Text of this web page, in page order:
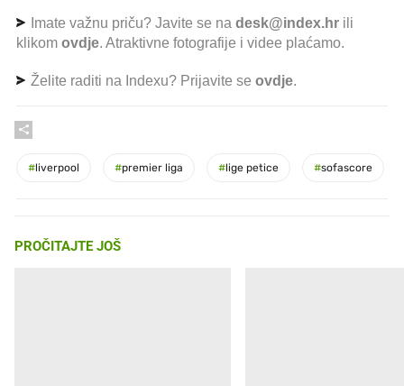
Imate važnu priču? Javite se na desk@index.hr ili
klikom ovdje. Atraktivne fotografije i videe plaćamo.
Želite raditi na Indexu? Prijavite se ovdje.
#liverpool #premier liga #lige petice #sofascore
PROČITAJTE JOŠ